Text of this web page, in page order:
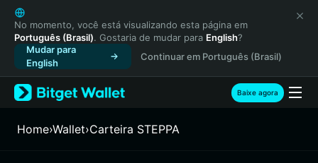
English
日本語
Tiếng Việt
Русский
Español (Latinoamérica)
Türkçe
Français
No momento, você está visualizando esta página em
Português (Brasil). Gostaria de mudar para English?
Mudar para
English
Continuar em Português (Brasil)
Baixe agora
Home›Wallet›Carteira STEPPA